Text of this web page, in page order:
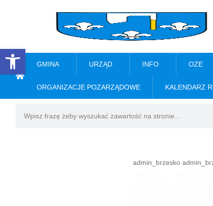
Open toolbar
GMINA URZĄD INFO OZE
ORGANIZACJE POZARZĄDOWE KALENDARZ
admin_brzesko